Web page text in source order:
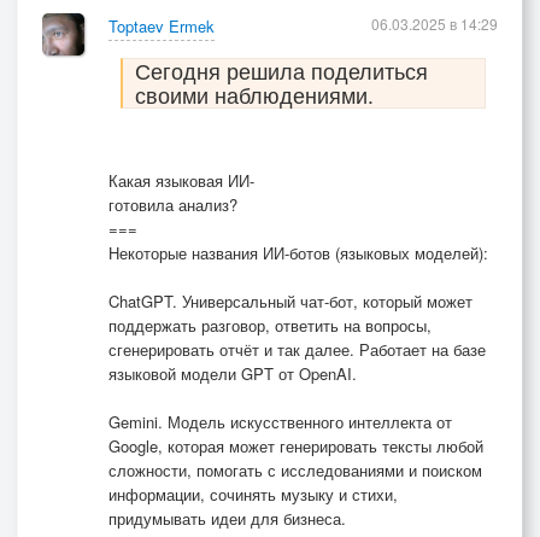
Toptaev Ermek
Сегодня решила поделиться
своими наблюдениями.
Какая языковая ИИ-
готовила анализ?
===
Некоторые названия ИИ-ботов (языковых моделей):
ChatGPT. Универсальный чат-бот, который может
поддержать разговор, ответить на вопросы,
сгенерировать отчёт и так далее. Работает на базе
языковой модели GPT от OpenAI.
Gemini. Модель искусственного интеллекта от
Google, которая может генерировать тексты любой
сложности, помогать с исследованиями и поиском
информации, сочинять музыку и стихи,
придумывать идеи для бизнеса.
06.03.2025 в 14:29